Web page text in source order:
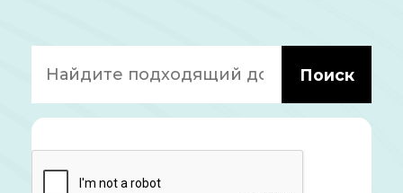
Поиск